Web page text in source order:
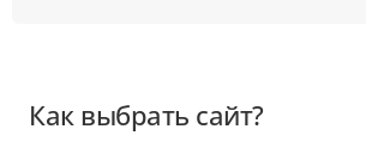
Как выбрать сайт?